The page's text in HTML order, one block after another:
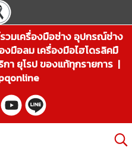
วมเครื่องมือช่าง อุปกรณ์ช่าง
งมือลม เครื่องมือไฮโดรลิคมื
า ยุโรป ของแท้ทุกรายการ |